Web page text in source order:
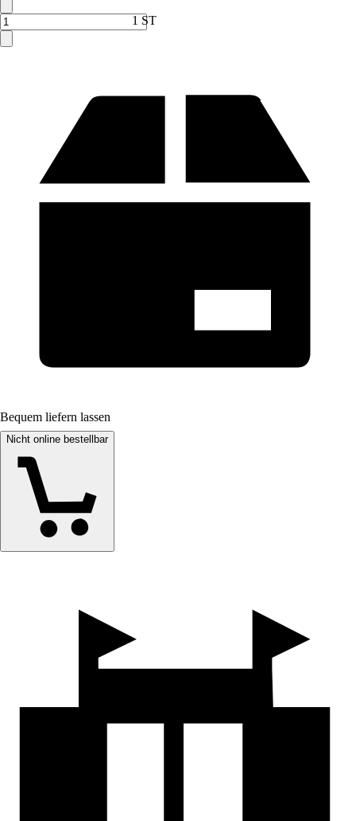
1 ST
Bequem liefern lassen
Nicht online bestellbar